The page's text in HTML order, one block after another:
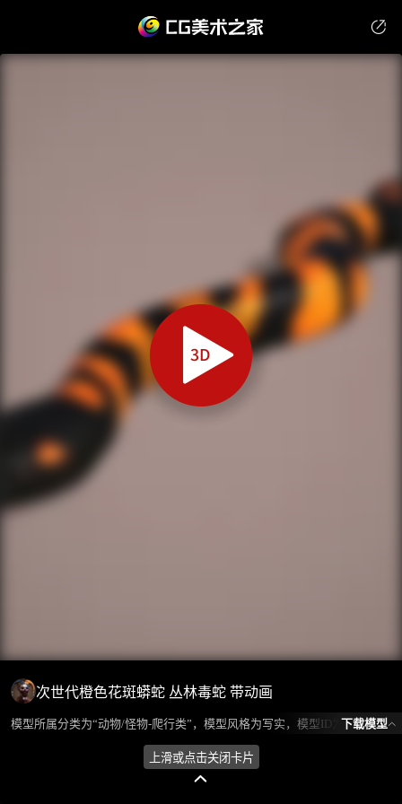
次世代橙色花斑蟒蛇 丛林毒蛇 带动画
模型所属分类为“动物/怪物-爬行类”，模型风格为写实，模型ID为102684，本模型由设计师 不爱喝水的鱼 在2024-10-11 10:56:55上传，含.fbx，.gltf，.blend(Blender)相关源文件下载格式，点数为59665，面数为19990，材质数为1，贴图数为3，CG美术之家持续为您更新与数字孪生、影视动画和游戏VR等相关优质资源。
下载模型
上滑或点击关闭卡片